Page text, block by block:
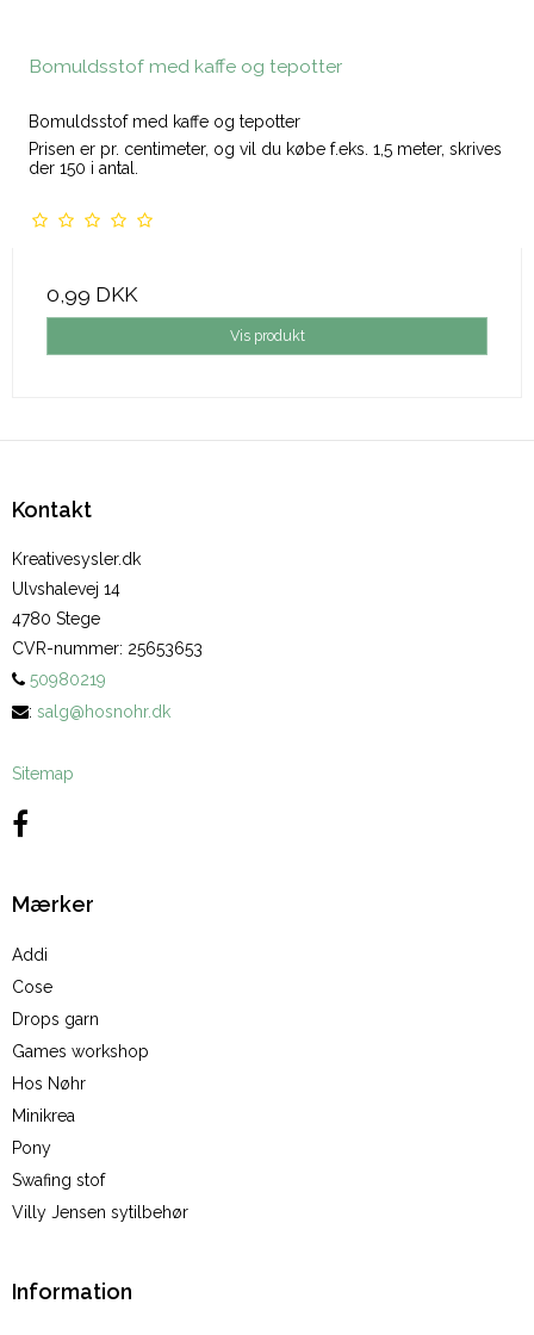
Bomuldsstof med kaffe og tepotter
Bomuldsstof med kaffe og tepotter
Prisen er pr. centimeter, og vil du købe f.eks. 1,5 meter, skrives
der 150 i antal.
0,99 DKK
Vis produkt
Kontakt
Kreativesysler.dk
Ulvshalevej 14
4780 Stege
CVR-nummer: 25653653
50980219
: salg@hosnohr.dk
Sitemap
Mærker
Addi
Cose
Drops garn
Games workshop
Hos Nøhr
Minikrea
Pony
Swafing stof
Villy Jensen sytilbehør
Information